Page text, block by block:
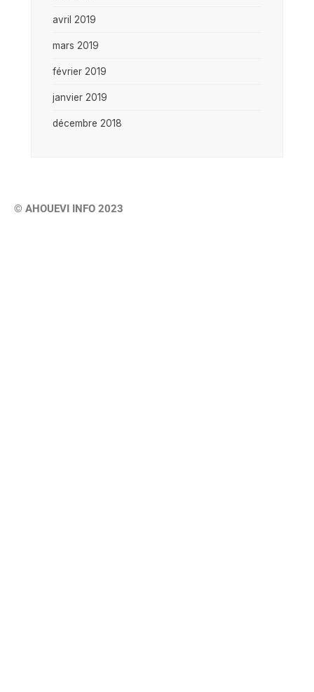
avril 2019
mars 2019
février 2019
janvier 2019
décembre 2018
© AHOUEVI INFO 2023